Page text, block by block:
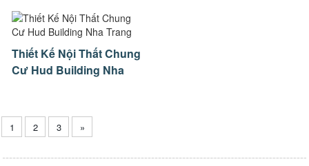
Thiết Kế Nội Thất Chung
Cư Hud Building Nha
1 2 3 »